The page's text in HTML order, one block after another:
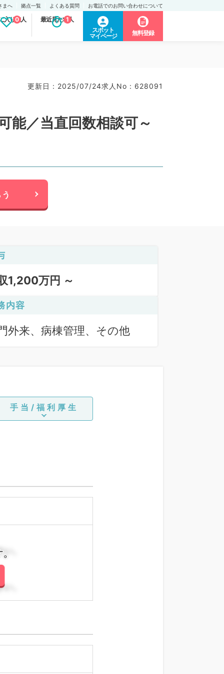
まへ 拠点一覧 よくある質問 お電話でのお問い合わせについて
入り求人
0 最近見た求人
1
スポット
マイページ
無料登録
更新日 : 2025/07/24求人No : 628091
能／当直回数相談可～
1,200万円 ～
内容
外来、病棟管理、その他
手当/福利厚生
。
。